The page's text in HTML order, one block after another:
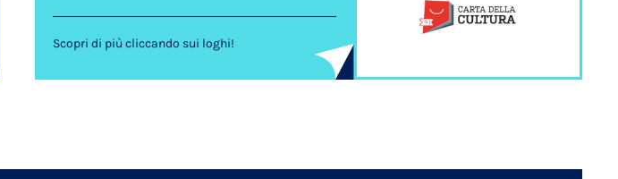
Scopri di più cliccando sui loghi!